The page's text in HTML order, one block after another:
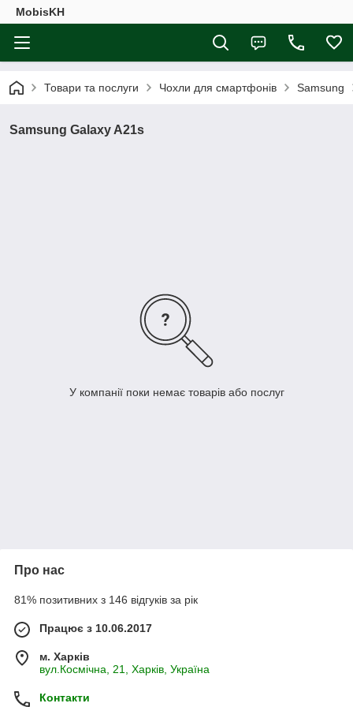
MobisKH
Товари та послуги Чохли для смартфонів Samsung
Samsung Galaxy A21s
У компанії поки немає товарів або послуг
Про нас
81% позитивних з 146 відгуків за рік
Працює з 10.06.2017
м. Харків
вул.Космічна, 21, Харків, Україна
Контакти